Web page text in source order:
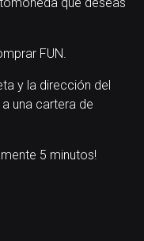
FUN.
y la dirección del
una cartera de
5 minutos!